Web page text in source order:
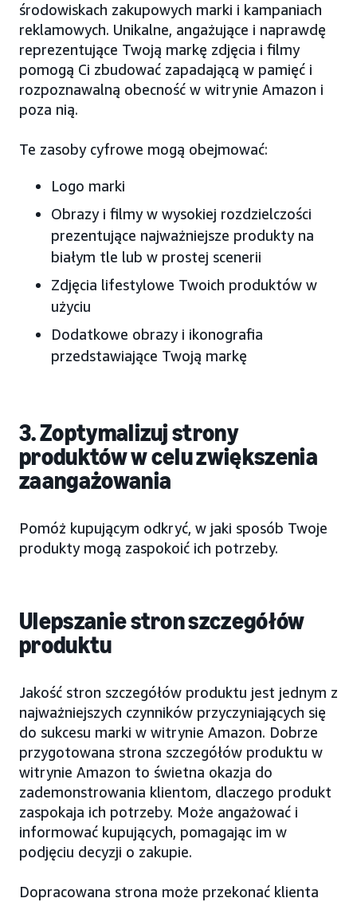
środowiskach zakupowych marki i kampaniach
reklamowych. Unikalne, angażujące i naprawdę
reprezentujące Twoją markę zdjęcia i filmy
pomogą Ci zbudować zapadającą w pamięć i
rozpoznawalną obecność w witrynie Amazon i
poza nią.
Te zasoby cyfrowe mogą obejmować:
Logo marki
Obrazy i filmy w wysokiej rozdzielczości
prezentujące najważniejsze produkty na
białym tle lub w prostej scenerii
Zdjęcia lifestylowe Twoich produktów w
użyciu
Dodatkowe obrazy i ikonografia
przedstawiające Twoją markę
3. Zoptymalizuj strony
produktów w celu zwiększenia
zaangażowania
Pomóż kupującym odkryć, w jaki sposób Twoje
produkty mogą zaspokoić ich potrzeby.
Ulepszanie stron szczegółów
produktu
Jakość stron szczegółów produktu jest jednym z
najważniejszych czynników przyczyniających się
do sukcesu marki w witrynie Amazon. Dobrze
przygotowana strona szczegółów produktu w
witrynie Amazon to świetna okazja do
zademonstrowania klientom, dlaczego produkt
zaspokaja ich potrzeby. Może angażować i
informować kupujących, pomagając im w
podjęciu decyzji o zakupie.
Dopracowana strona może przekonać klienta